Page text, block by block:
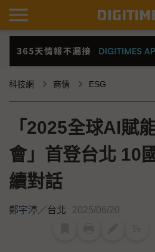
科技網 商情 ESG
「2025全球AI賦
會」首登台北 10
續對話
鄭宇渟／台北 2025/06/20